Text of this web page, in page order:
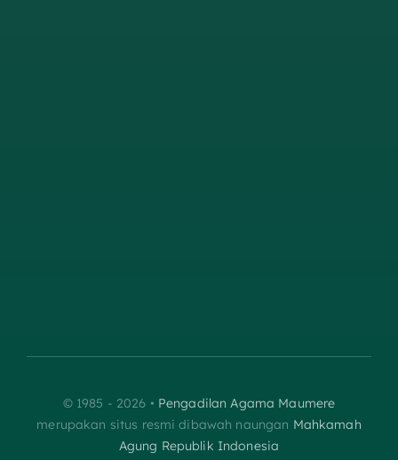
© 1985 - 2026 • Pengadilan Agama Maumere
merupakan situs resmi dibawah naungan Mahkamah
Agung Republik Indonesia